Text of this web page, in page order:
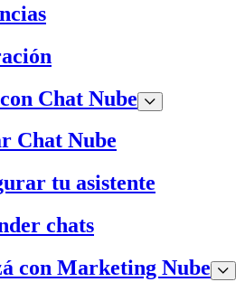
Chat Nube
Chat Nube
tu asistente
chats
con Marketing Nube